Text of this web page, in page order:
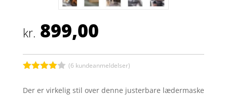
kr. 899,00
ud af 5
(6 kundeanmeldelser)
Der er virkelig stil over denne justerbare lædermaske